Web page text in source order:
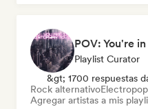
POV: You're
Playlist Curator
&gt; 1700 respuestas
Rock alternativoElectropop
Agregar artistas a mis